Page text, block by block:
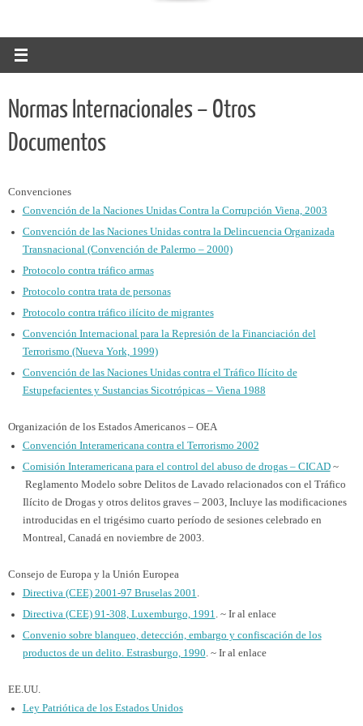
Normas Internacionales – Otros
Documentos
Convenciones
Convención de la Naciones Unidas Contra la Corrupción Viena, 2003
Convención de las Naciones Unidas contra la Delincuencia Organizada
Transnacional (Convención de Palermo – 2000)
Protocolo contra tráfico armas
Protocolo contra trata de personas
Protocolo contra tráfico ilícito de migrantes
Convención Internacional para la Represión de la Financiación del
Terrorismo (Nueva York, 1999)
Convención de las Naciones Unidas contra el Tráfico Ilícito de
Estupefacientes y Sustancias Sicotrópicas – Viena 1988
Organización de los Estados Americanos – OEA
Convención Interamericana contra el Terrorismo 2002
Comisión Interamericana para el control del abuso de drogas – CICAD~
Reglamento Modelo sobre Delitos de Lavado relacionados con el Tráfico
Ilícito de Drogas y otros delitos graves – 2003, Incluye las modificaciones
introducidas en el trigésimo cuarto período de sesiones celebrado en
Montreal, Canadá en noviembre de 2003.
Consejo de Europa y la Unión Europea
Directiva (CEE) 2001-97 Bruselas 2001.
Directiva (CEE) 91-308, Luxemburgo, 1991. ~ Ir al enlace
Convenio sobre blanqueo, detección, embargo y confiscación de los
productos de un delito. Estrasburgo, 1990. ~ Ir al enlace
EE.UU.
Ley Patriótica de los Estados Unidos